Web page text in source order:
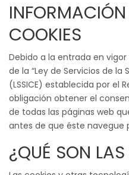
la
navegación
INFORMACIÓN
COOKIES
Debido a la entrada en
de la “Ley de Servicios de
(LSSICE) establecida por el
obligación obtener el
de todas las páginas web
antes de que éste navegue
¿QUÉ SON